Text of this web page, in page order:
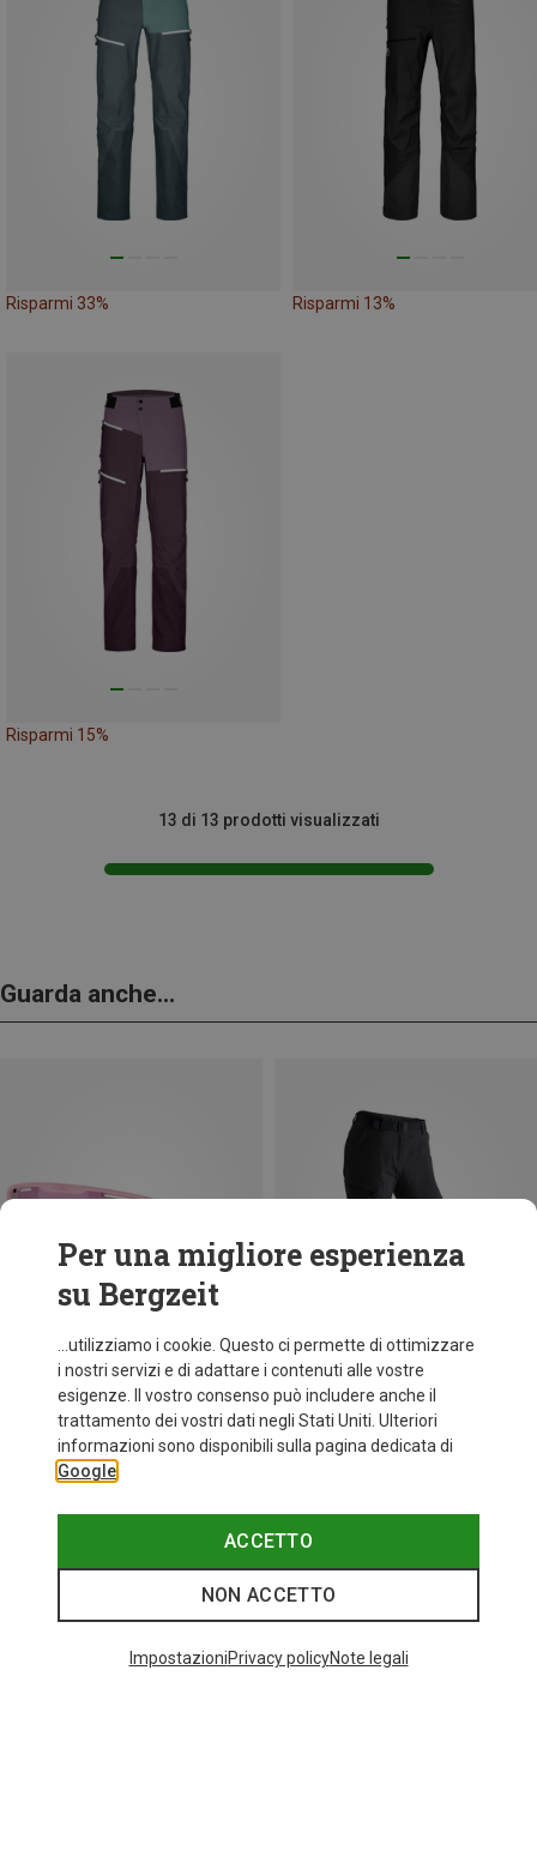
Risparmi 33% Risparmi 13%
Risparmi 15%
13 di 13 prodotti visualizzati
Guarda anche...
+10
fino a 34%
I più cercati
Per una migliore esperienza
su Bergzeit
...utilizziamo i cookie. Questo ci permette di ottimizzare
i nostri servizi e di adattare i contenuti alle vostre
esigenze. Il vostro consenso può includere anche il
trattamento dei vostri dati negli Stati Uniti. Ulteriori
informazioni sono disponibili sulla pagina dedicata di
Google
ACCETTO
NON ACCETTO
ImpostazioniPrivacy policyNote legali